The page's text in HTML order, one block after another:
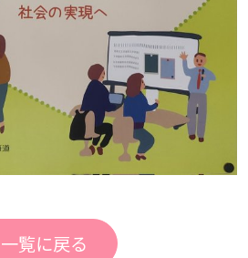
一覧に戻る